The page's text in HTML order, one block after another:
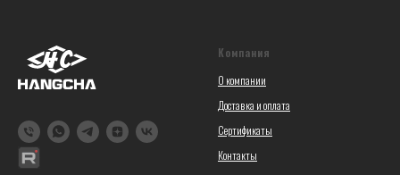
Компания
О компании
Доставка и оплата
Сертификаты
Контакты